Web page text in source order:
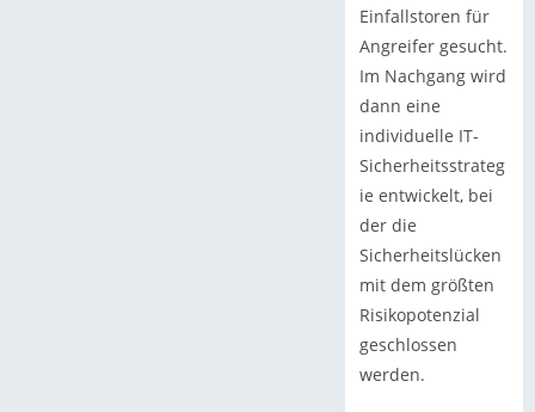
Einfallstoren für
Angreifer gesucht.
Im Nachgang wird
dann eine
individuelle IT-
Sicherheitsstrateg
ie entwickelt, bei
der die
Sicherheitslücken
mit dem größten
Risikopotenzial
geschlossen
werden.